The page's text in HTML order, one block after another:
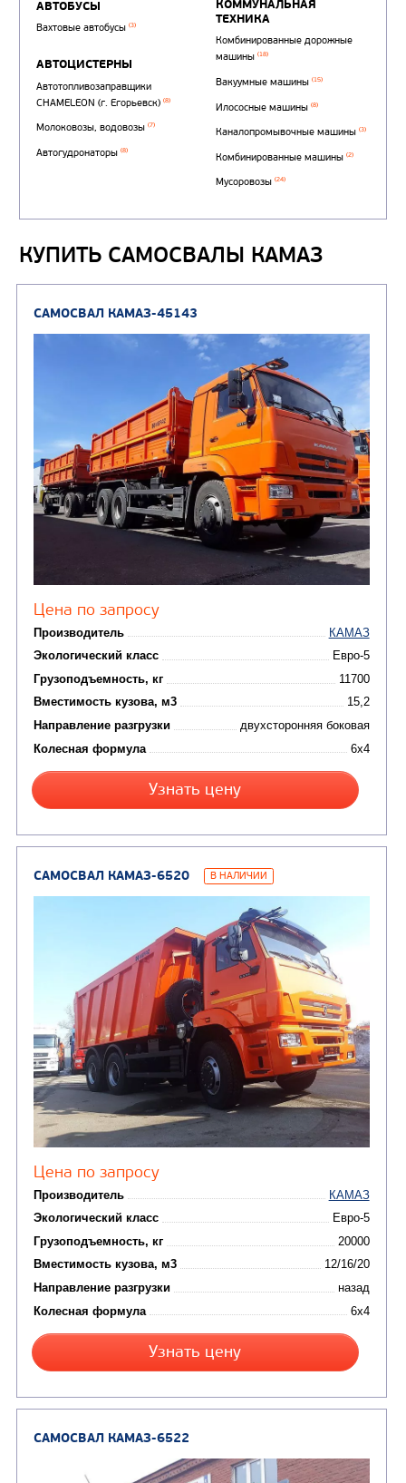
ГРУЗОВЫЕ АВТОМОБИЛИ
Бортовые автомобили(9)
Седельные тягачи
(2)
Шасси(12)
Вахтовые автобусы(3)
АВТОЦИСТЕРНЫ
Автотопливозаправщики
CHAMELEON (г. Егорьевск)
Молоковозы, водовозы(7)
Автогудронаторы(8)
аэродромные(1)
Автоцистерны для
сжиженного
Нефтепромысловые
ПОДЪЕМНО-
ТРАНСПОРТНАЯ
Автокраны(3)
Крано-
установки (КМУ)
ТЕХНИКА
Комбинированные
машины
Вакуумные машины
Илососные машины
Каналопромывочные
Комбинированные
Мусоровозы(24)
КУПИТЬ САМОСВАЛЫ КАМАЗ
САМОСВАЛ КАМАЗ-45143